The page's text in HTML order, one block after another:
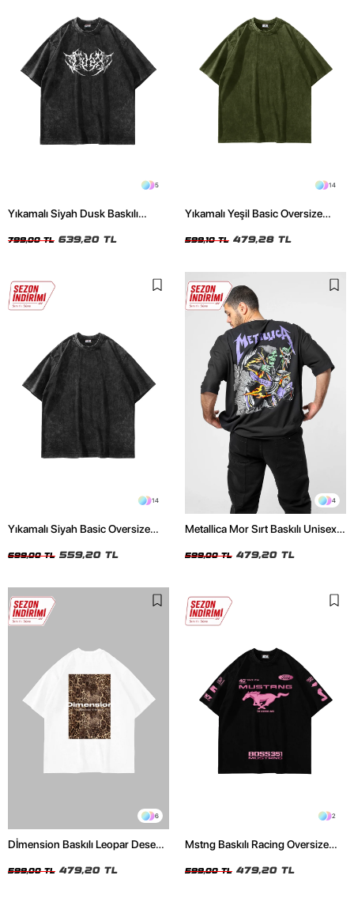
5
Yıkamalı Siyah Dusk Baskılı
799,00 TL 639,20 TL
14
Yıkamalı Yeşil Basic Oversize
599,10 TL 479,28 TL
14
Yıkamalı Siyah Basic Oversize
699,00 TL 559,20 TL
4
Metallica Mor Sırt Baskılı Unisex
599,00 TL 479,20 TL
6
Dİmension Baskılı Leopar Desenli
Tshirt
599,00 TL 479,20 TL
2
Mstng Baskılı Racing Oversize
599,00 TL 479,20 TL